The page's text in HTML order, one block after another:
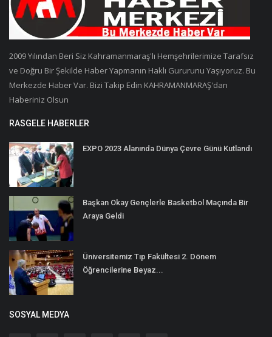
2009 Yılından Beri Siz Kahramanmaraş'lı Hemşehrilerimize Tarafsız
ve Doğru Bir Şekilde Haber Yapmanın Haklı Gururunu Yaşıyoruz. Bu
Merkezde Haber Var. Bizi Takip Edin KAHRAMANMARAŞ'dan
Haberiniz Olsun
RASGELE HABERLER
EXPO 2023 Alanında Dünya Çevre Günü Kutlandı
Başkan Okay Gençlerle Basketbol Maçında Bir
Araya Geldi
Üniversitemiz Tıp Fakültesi 2. Dönem
Öğrencilerine Beyaz...
SOSYAL MEDYA